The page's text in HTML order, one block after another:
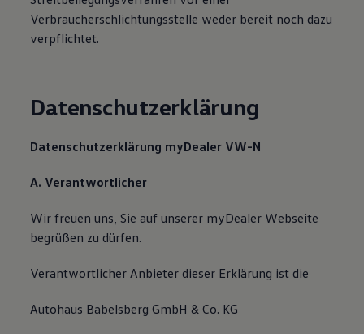
Bulli Magazin
Fahrzeugabholung ab Werk
Uptime
Verbraucherschlichtungsstelle weder bereit noch dazu
verpflichtet.
Datenschutzerklärung
Datenschutzerklärung myDealer VW-N
A. Verantwortlicher
Wir freuen uns, Sie auf unserer myDealer Webseite
begrüßen zu dürfen.
Verantwortlicher Anbieter dieser Erklärung ist die
Autohaus Babelsberg GmbH & Co. KG